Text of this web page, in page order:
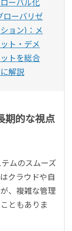
ローバリゼ
ョン)：メ
ト・デメ
トを総合
解説
期的な視点
ムのスムーズ
クラウドや自
、複雑な管理
ともありま